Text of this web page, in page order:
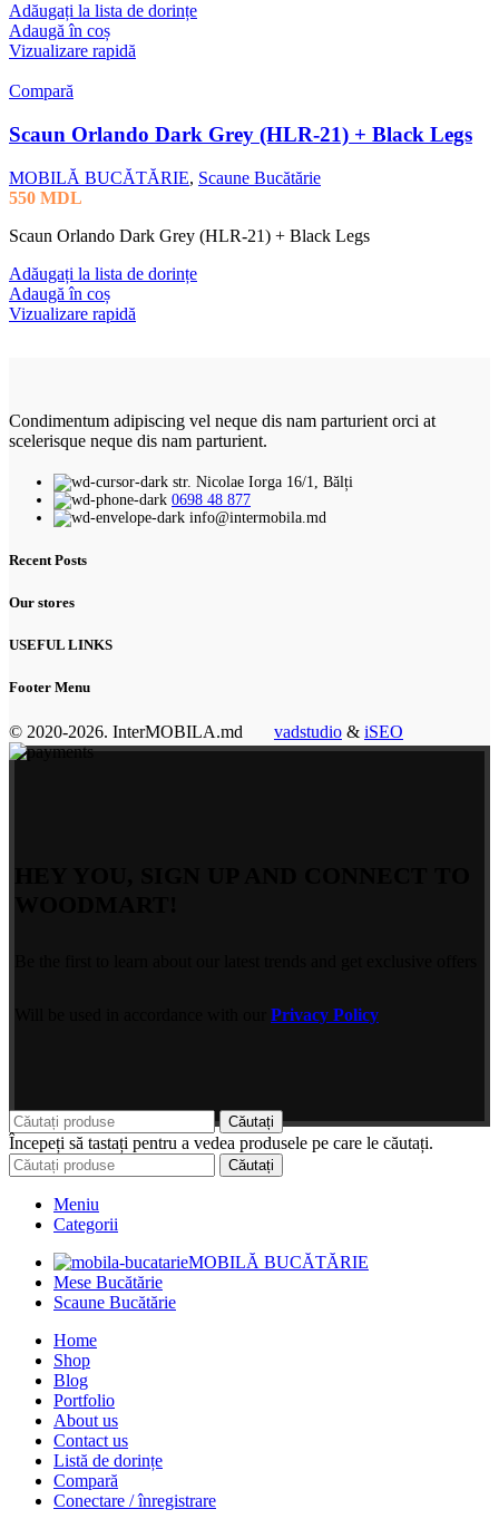
Adăugați la lista de dorințe
Adaugă în coș
Vizualizare rapidă
Compară
Scaun Orlando Dark Grey (HLR-21) + Black Legs
MOBILĂ BUCĂTĂRIE, Scaune Bucătărie
550 MDL
Scaun Orlando Dark Grey (HLR-21) + Black Legs
Adăugați la lista de dorințe
Adaugă în coș
Vizualizare rapidă
Condimentum adipiscing vel neque dis nam parturient orci at
scelerisque neque dis nam parturient.
str. Nicolae Iorga 16/1, Bălți
0698 48 877
info@intermobila.md
Recent Posts
Our stores
USEFUL LINKS
Footer Menu
© 2020-2026. InterMOBILA.md vadstudio & iSEO
Privacy Policy
Căutați
Începeți să tastați pentru a vedea produsele pe care le căutați.
Căutați
Meniu
Categorii
MOBILĂ BUCĂTĂRIE
Mese Bucătărie
Scaune Bucătărie
Home
Shop
Blog
Portfolio
About us
Contact us
Listă de dorințe
Compară
Conectare / înregistrare